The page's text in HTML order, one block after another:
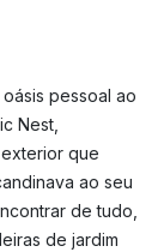
pessoal ao
Nest,
que
ao seu
de tudo,
de jardim